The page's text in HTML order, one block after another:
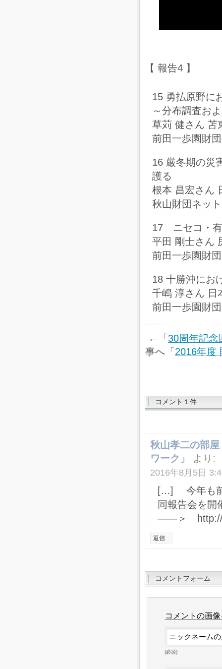
【 報告4 】
15 勇払原野に
～分布調査お
草苅 健さん 苫
前田一歩園財
16 厳冬期の災
護る
根本 昌宏さん
秋山財団ネッ
17 ニセコ・有
平田 剛士さん
前田一歩園財
18 十勝沖にお
千嶋 淳さん 日
前田一歩園財
←「30周年記念
事へ「2016年度
コメント１件
秋山孝二の部
ワーク」
より:
2016年8月5日
[…] 今年も前
同報告会を開
――＞ http://
返信
コメントフォーム
コメントの画
(必須)